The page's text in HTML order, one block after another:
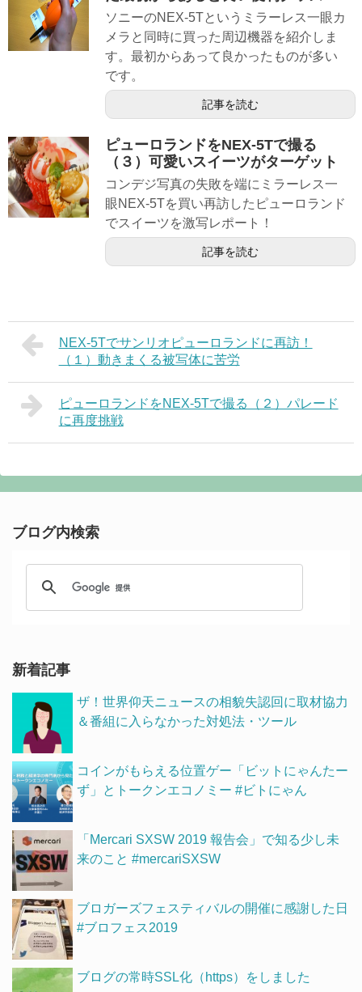
ソニーのNEX-5Tというミラーレス一眼カ
メラと同時に買った周辺機器を紹介しま
す。最初からあって良かったものが多い
です。
記事を読む
ピューロランドをNEX-5Tで撮る
（３）可愛いスイーツがターゲット
コンデジ写真の失敗を端にミラーレス一
眼NEX-5Tを買い再訪したピューロランド
でスイーツを激写レポート！
記事を読む
NEX-5Tでサンリオピューロランドに再訪！
（１）動きまくる被写体に苦労
ピューロランドをNEX-5Tで撮る（２）パレード
に再度挑戦
ブログ内検索
新着記事
ザ！世界仰天ニュースの相貌失認回に取材協力
＆番組に入らなかった対処法・ツール
コインがもらえる位置ゲー「ビットにゃんたー
ず」とトークンエコノミー #ビトにゃん
「Mercari SXSW 2019 報告会」で知る少し未
来のこと #mercariSXSW
ブロガーズフェスティバルの開催に感謝した日
#ブロフェス2019
ブログの常時SSL化（https）をしました